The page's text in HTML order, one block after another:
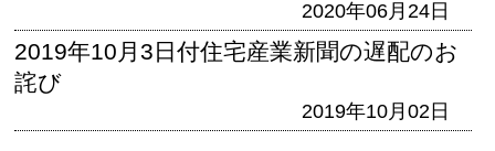
2020年06月24日
2019年10月3日付住宅産業新聞の遅配のお
詫び
2019年10月02日